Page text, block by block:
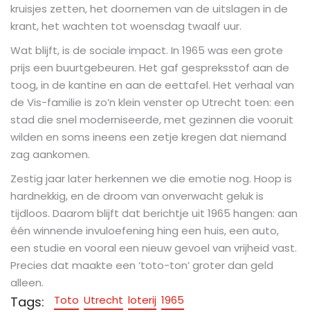
kruisjes zetten, het doornemen van de uitslagen in de
krant, het wachten tot woensdag twaalf uur.
Wat blijft, is de sociale impact. In 1965 was een grote
prijs een buurtgebeuren. Het gaf gespreksstof aan de
toog, in de kantine en aan de eettafel. Het verhaal van
de Vis-familie is zo’n klein venster op Utrecht toen: een
stad die snel moderniseerde, met gezinnen die vooruit
wilden en soms ineens een zetje kregen dat niemand
zag aankomen.
Zestig jaar later herkennen we die emotie nog. Hoop is
hardnekkig, en de droom van onverwacht geluk is
tijdloos. Daarom blijft dat berichtje uit 1965 hangen: aan
één winnende invuloefening hing een huis, een auto,
een studie en vooral een nieuw gevoel van vrijheid vast.
Precies dat maakte een ‘toto-ton’ groter dan geld
alleen.
Tags: Toto Utrecht loterij 1965